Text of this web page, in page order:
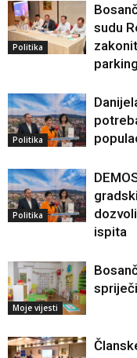
Politika
sudu
Politika
Politika
ispita
Moje vijesti